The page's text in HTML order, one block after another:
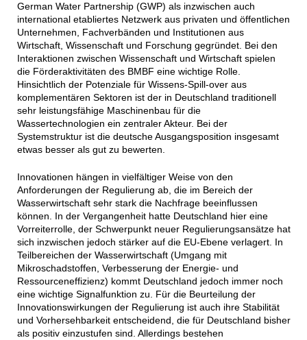
German Water Partnership (GWP) als inzwischen auch
international etabliertes Netzwerk aus privaten und öffentlichen
Unternehmen, Fachverbänden und Institutionen aus
Wirtschaft, Wissenschaft und Forschung gegründet. Bei den
Interaktionen zwischen Wissenschaft und Wirtschaft spielen
die Förderaktivitäten des BMBF eine wichtige Rolle.
Hinsichtlich der Potenziale für Wissens-Spill-over aus
komplementären Sektoren ist der in Deutschland traditionell
sehr leistungsfähige Maschinenbau für die
Wassertechnologien ein zentraler Akteur. Bei der
Systemstruktur ist die deutsche Ausgangsposition insgesamt
etwas besser als gut zu bewerten.
Innovationen hängen in vielfältiger Weise von den
Anforderungen der Regulierung ab, die im Bereich der
Wasserwirtschaft sehr stark die Nachfrage beeinflussen
können. In der Vergangenheit hatte Deutschland hier eine
Vorreiterrolle, der Schwerpunkt neuer Regulierungsansätze hat
sich inzwischen jedoch stärker auf die EU-Ebene verlagert. In
Teilbereichen der Wasserwirtschaft (Umgang mit
Mikroschadstoffen, Verbesserung der Energie- und
Ressourceneffizienz) kommt Deutschland jedoch immer noch
eine wichtige Signalfunktion zu. Für die Beurteilung der
Innovationswirkungen der Regulierung ist auch ihre Stabilität
und Vorhersehbarkeit entscheidend, die für Deutschland bisher
als positiv einzustufen sind. Allerdings bestehen